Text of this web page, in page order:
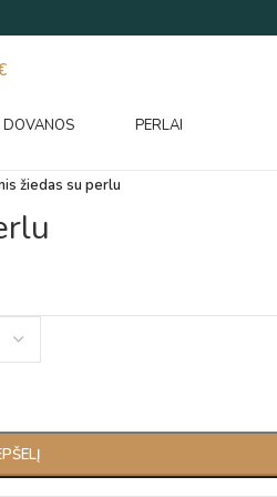
DOVANOS PERLAI
žiedas su perlu